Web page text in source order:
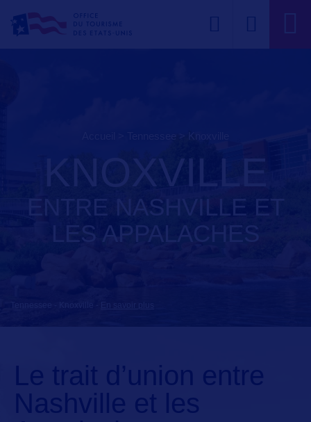
KNOXVILLE
ENTRE NASHVILLE ET
LES APPALACHES
Le trait d’union entre
Nashville et les